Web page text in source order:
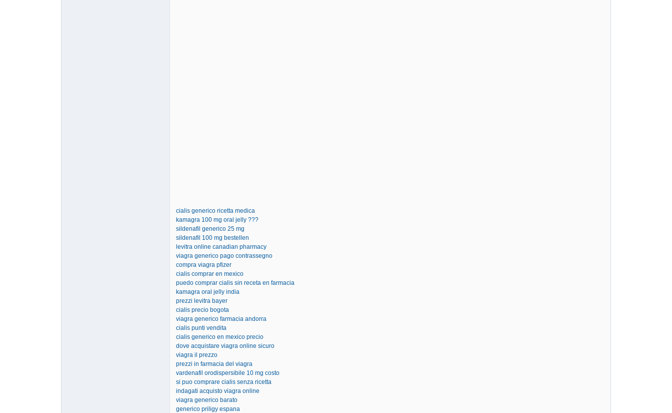
cialis generico ricetta medica
kamagra 100 mg oral jelly ???
sildenafil generico 25 mg
sildenafil 100 mg bestellen
levitra online canadian pharmacy
viagra generico pago contrassegno
compra viagra pfizer
cialis comprar en mexico
puedo comprar cialis sin receta en farmacia
kamagra oral jelly india
prezzi levitra bayer
cialis precio bogota
viagra generico farmacia andorra
cialis punti vendita
cialis generico en mexico precio
dove acquistare viagra online sicuro
viagra il prezzo
prezzi in farmacia del viagra
vardenafil orodispersibile 10 mg costo
si puo comprare cialis senza ricetta
indagati acquisto viagra online
viagra generico barato
generico priligy espana